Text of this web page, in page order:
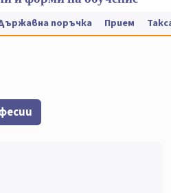
поръчка Прием